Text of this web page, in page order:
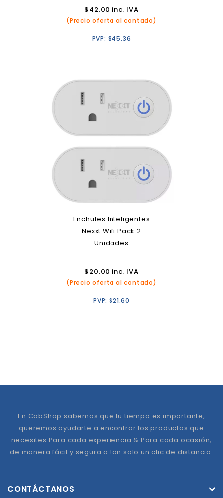
$42.00 inc. IVA
(Precio oferta al contado)
PVP: $45.36
Enchufes Inteligentes
Nexxt Wifi Pack 2
Unidades
$20.00 inc. IVA
(Precio oferta al contado)
PVP:$21.60
En CabShop sabemos que tu tiempo es importante,
queremos ayudarte a encontrar los productos que
necesites Para cada experiencia & Para cada ocasión,
de manera fácil y segura a tan solo un clic de distancia.
CONTÁCTANOS